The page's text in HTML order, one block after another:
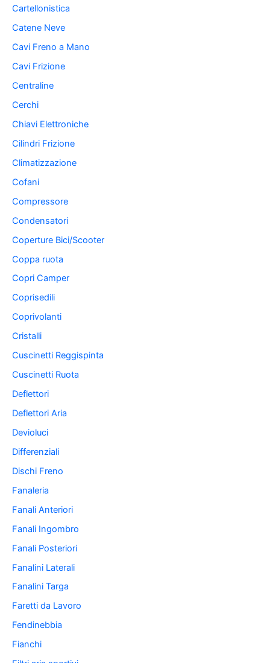
Cartellonistica
Catene Neve
Cavi Freno a Mano
Cavi Frizione
Centraline
Cerchi
Chiavi Elettroniche
Cilindri Frizione
Climatizzazione
Cofani
Compressore
Condensatori
Coperture Bici/Scooter
Coppa ruota
Copri Camper
Coprisedili
Coprivolanti
Cristalli
Cuscinetti Reggispinta
Cuscinetti Ruota
Deflettori
Deflettori Aria
Devioluci
Differenziali
Dischi Freno
Fanaleria
Fanali Anteriori
Fanali Ingombro
Fanali Posteriori
Fanalini Laterali
Fanalini Targa
Faretti da Lavoro
Fendinebbia
Fianchi